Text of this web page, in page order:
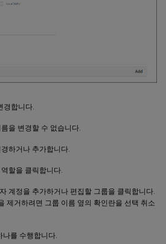
경합니다.
을 변경할 수 없습니다.
하거나 추가합니다.
할을 클릭합니다.
계정을 추가하거나 편집할 그룹을 클릭합니다.
제거하려면 그룹 이름 옆의 확인란을 선택 취소
나를 수행합니다.